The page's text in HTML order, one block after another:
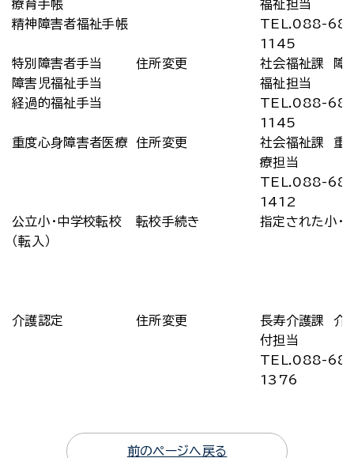
療育手帳
精神障害者福祉手帳
福祉担当
TEL.088-
1145
特別障害者手当
障害児福祉手当
経過的福祉手当
住所変更
社会福祉課 障
福祉担当
TEL.088-
1145
重度心身障害者医療
住所変更
社会福祉課 重
療担当
TEL.088-
1412
公立小・中学校転校
（転入）
転校手続き 指定された小・
介護認定 住所変更
長寿介護課 介
付担当
TEL.088-
1376
前のページへ戻る